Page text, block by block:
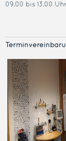
09.00 bis 13.00 Uhr
Terminvereinba